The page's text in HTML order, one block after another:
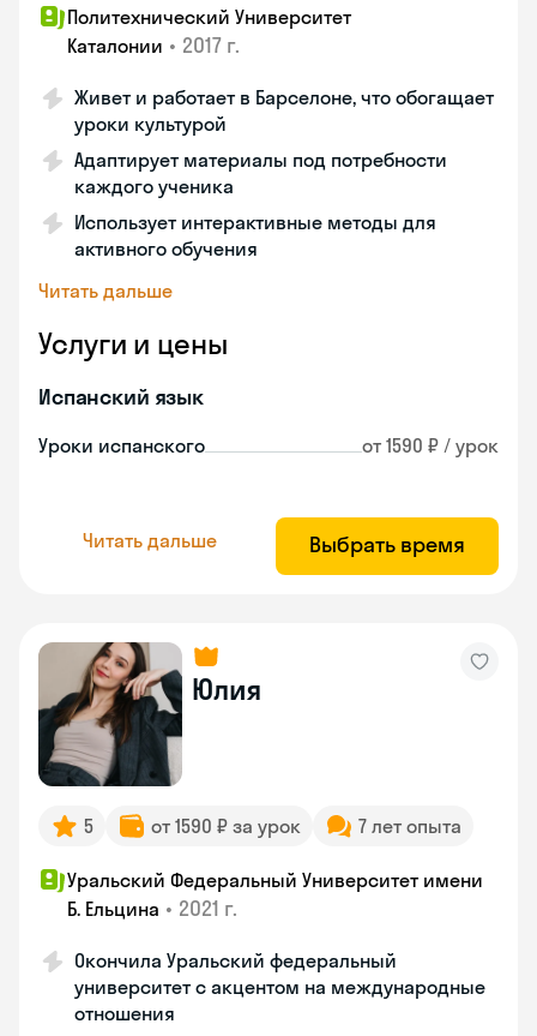
Политехнический Университет
Каталонии • 2017 г.
Живет и работает в Барселоне, что обогащает
уроки культурой
Адаптирует материалы под потребности
каждого ученика
Использует интерактивные методы для
активного обучения
Читать дальше
Услуги и цены
Испанский язык
Уроки испанского от 1590 ₽ / урок
Читать дальше Выбрать время
Юлия
5 от 1590 ₽ за урок 7 лет опыта
Уральский Федеральный Университет имени
Б. Ельцина • 2021 г.
Окончила Уральский федеральный
университет с акцентом на международные
отношения